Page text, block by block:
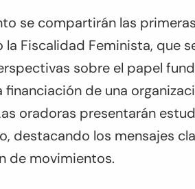
se compartirán las
la Fiscalidad Feminista, que
sobre el papel
financiación de una
oradoras presentarán
destacando los mensajes
de movimientos.